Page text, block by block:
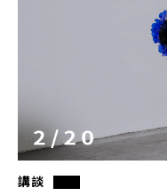
講談